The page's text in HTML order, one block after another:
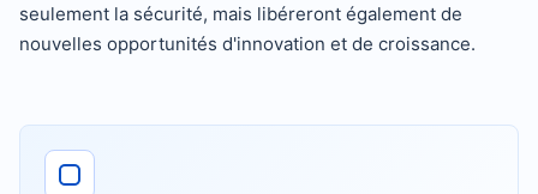
seulement la sécurité, mais libéreront également de
nouvelles opportunités d'innovation et de croissance.